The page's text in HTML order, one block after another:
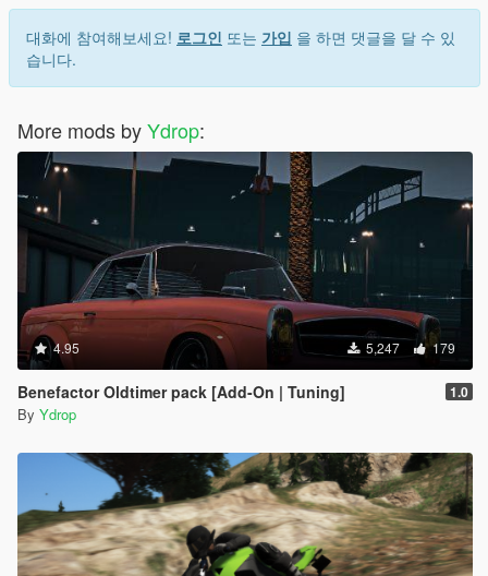
대화에 참여해보세요! 로그인 또는 가입 을 하면 댓글을 달 수 있
습니다.
More mods byYdrop:
4.95 5,247 179
Benefactor Oldtimer pack [Add-On | Tuning] 1.0
By Ydrop